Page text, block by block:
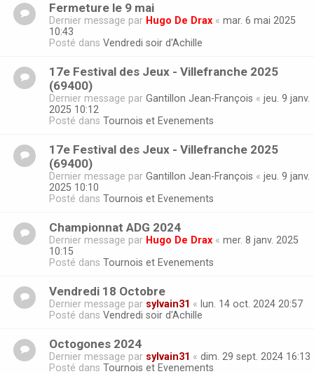
Fermeture le 9 mai
Dernier message par Hugo De Drax « mar. 6 mai 2025
10:43
Posté dans Vendredi soir d'Achille
17e Festival des Jeux - Villefranche 2025
(69400)
Dernier message par Gantillon Jean-François « jeu. 9 janv.
2025 10:12
Posté dans Tournois et Evenements
17e Festival des Jeux - Villefranche 2025
(69400)
Dernier message par Gantillon Jean-François « jeu. 9 janv.
2025 10:10
Posté dans Tournois et Evenements
Championnat ADG 2024
Dernier message par Hugo De Drax « mer. 8 janv. 2025
10:15
Posté dans Tournois et Evenements
Vendredi 18 Octobre
Dernier message par sylvain31 « lun. 14 oct. 2024 20:57
Posté dans Vendredi soir d'Achille
Octogones 2024
Dernier message par sylvain31 « dim. 29 sept. 2024 16:13
Posté dans Tournois et Evenements